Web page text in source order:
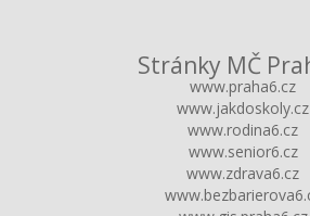
Stránky MČ
www.praha6.cz
www.jakdoskoly.cz
www.rodina6.cz
www.senior6.cz
www.zdrava6.cz